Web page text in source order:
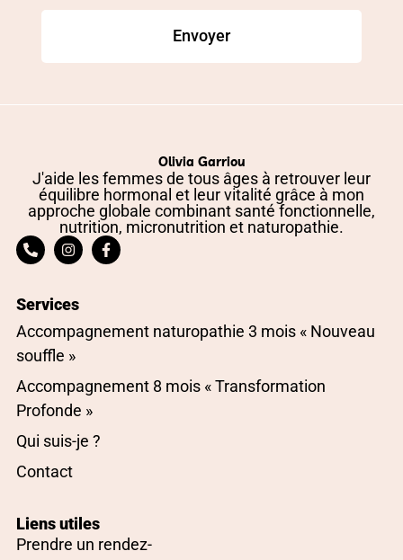
Envoyer
Olivia Garriou
J'aide les femmes de tous âges à retrouver leur
équilibre hormonal et leur vitalité grâce à mon
approche globale combinant santé fonctionnelle,
nutrition, micronutrition et naturopathie.
Services
Accompagnement naturopathie 3 mois « Nouveau
souffle »
Accompagnement 8 mois « Transformation
Profonde »
Qui suis-je ?
Contact
Liens utiles
Prendre un rendez-